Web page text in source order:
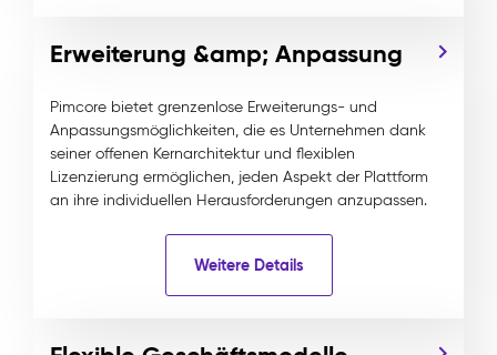
Erweiterung &amp; Anpassung
Pimcore bietet grenzenlose Erweiterungs- und
Anpassungsmöglichkeiten, die es Unternehmen dank
seiner offenen Kernarchitektur und flexiblen
Lizenzierung ermöglichen, jeden Aspekt der Plattform
an ihre individuellen Herausforderungen anzupassen.
Weitere Details